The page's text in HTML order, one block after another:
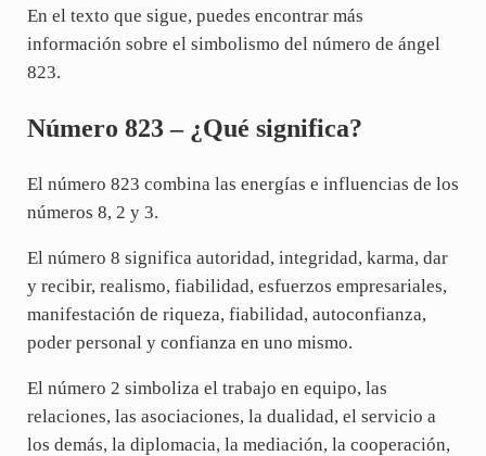
En el texto que sigue, puedes encontrar más
información sobre el simbolismo del número de ángel
823.
Número 823 – ¿Qué significa?
El número 823 combina las energías e influencias de los
números 8, 2 y 3.
El número 8 significa autoridad, integridad, karma, dar
y recibir, realismo, fiabilidad, esfuerzos empresariales,
manifestación de riqueza, fiabilidad, autoconfianza,
poder personal y confianza en uno mismo.
El número 2 simboliza el trabajo en equipo, las
relaciones, las asociaciones, la dualidad, el servicio a
los demás, la diplomacia, la mediación, la cooperación,